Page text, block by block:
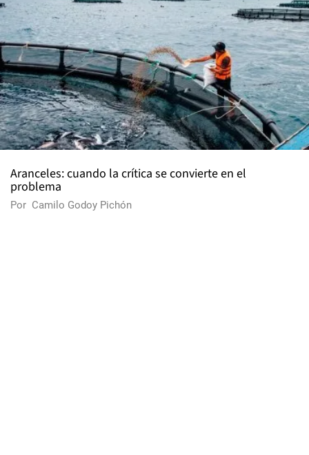
Aranceles: cuando la crítica se convierte en el
problema
Por Camilo Godoy Pichón